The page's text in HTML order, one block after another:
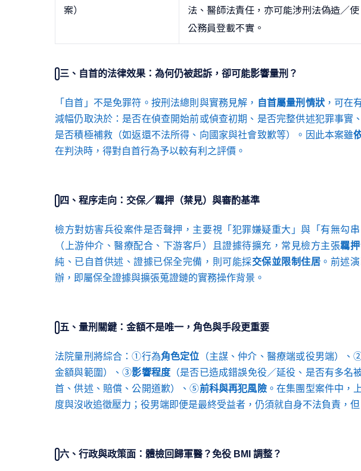
案）
法、醫師法責任，亦可能涉刑法偽造／使
公務員登載不實。
三、自首的法律效果：為何仍被起訴，卻可能影響量刑？
「自首」不是免罪符。按刑法總則與實務見解， 自首屬量刑情狀，可在
減幅仍取決於：是否在偵查開始前或偵查初期、是否完整供述犯罪事實
是否積極補救（如返還不法所得、向國家與社會致歉等）。因此本案雖
在判決時，得對自首行為予以較有利之評價。
四、程序走向：交保／羈押（禁見）與審酌基準
檢方對妨害兵役案件是否聲押，主要視「犯罪嫌疑重大」與「有無勾
（上游仲介、醫療配合、下游客戶）且證據待擴充，常見檢方主張羈
純、已自首供述、證據已保全完備，則可能採交保並限制住居 。前述
辦，即屬保全證據與擴張蒐證鏈的實務操作背景。
五、量刑關鍵：金額不是唯一，角色與手段更重要
法院量刑將綜合：①行為角色定位 （主謀、仲介、醫療端或役男端）、
金額與範圍）、③影響程度 （是否已造成錯誤免役／延役、是否有多
首、供述、賠償、公開道歉）、⑤前科與再犯風險。在集團型案件中，
度與沒收追徵壓力；役男端即便是最終受益者，仍須就自身不法負責，
六、行政與政策面：體檢回歸軍醫？免役 BMI 調整？